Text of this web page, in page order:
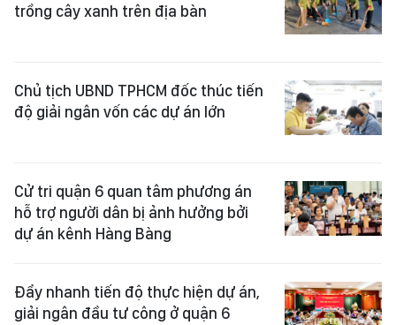
trồng cây xanh trên địa bàn
Chủ tịch UBND TPHCM đốc thúc tiến
độ giải ngân vốn các dự án lớn
Cử tri quận 6 quan tâm phương án
hỗ trợ người dân bị ảnh hưởng bởi
dự án kênh Hàng Bàng
Đẩy nhanh tiến độ thực hiện dự án,
giải ngân đầu tư công ở quận 6